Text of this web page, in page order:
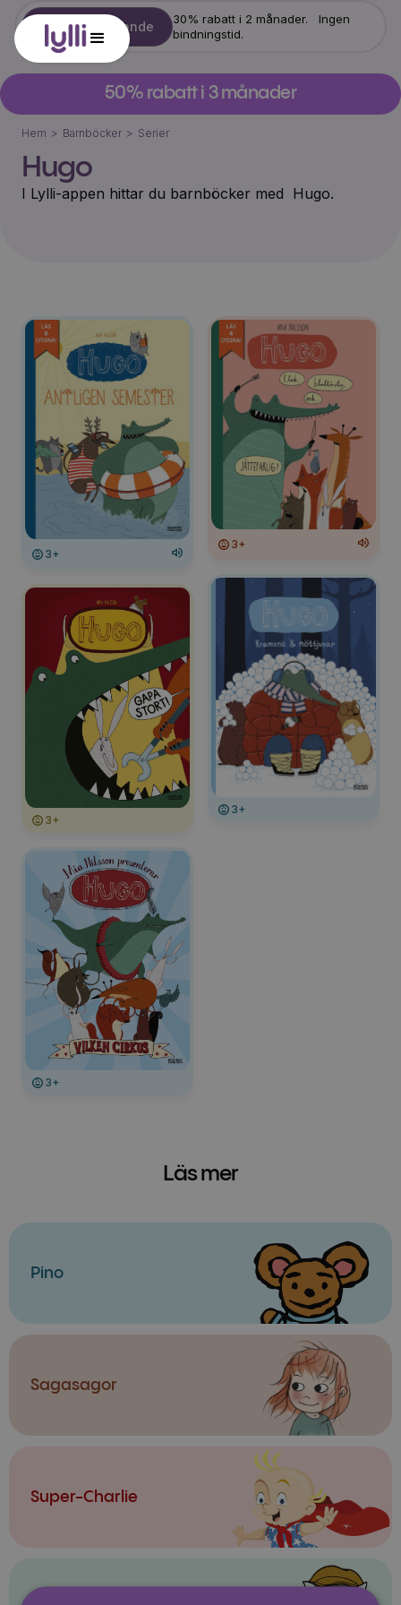
Starta erbjudande
30% rabatt i 2 månader. Ingen
bindningstid.
50% rabatt i 3 månader
Hem > Barnböcker > Serier
Hugo
I Lylli-appen hittar du barnböcker med Hugo.
3+
3+
3+
3+
3+
Läs mer
Pino
Sagasagor
Super-Charlie